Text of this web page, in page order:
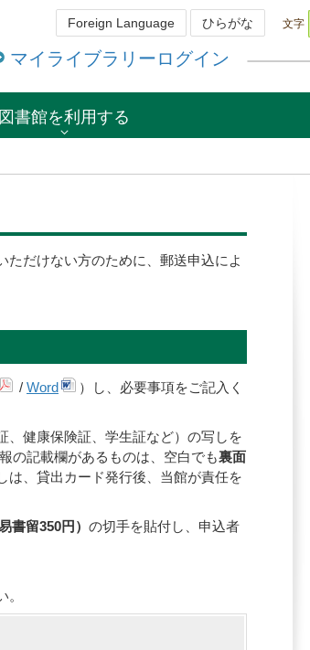
Foreign Language ひらがな 文字
マイライブラリーログイン
図書館を利用する
だけない方のために、郵送申込によ
/ Word
）し、必要事項をご記入く
、健康保険証、学生証など）の写しを
の記載欄があるものは、空白でも裏面
は、貸出カード発行後、当館が責任を
書留350円） の切手を貼付し、申込者
。